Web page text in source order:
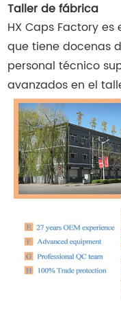
Taller de fábrica
HX Caps Factory
que tiene docenas
personal técnico
avanzados en el